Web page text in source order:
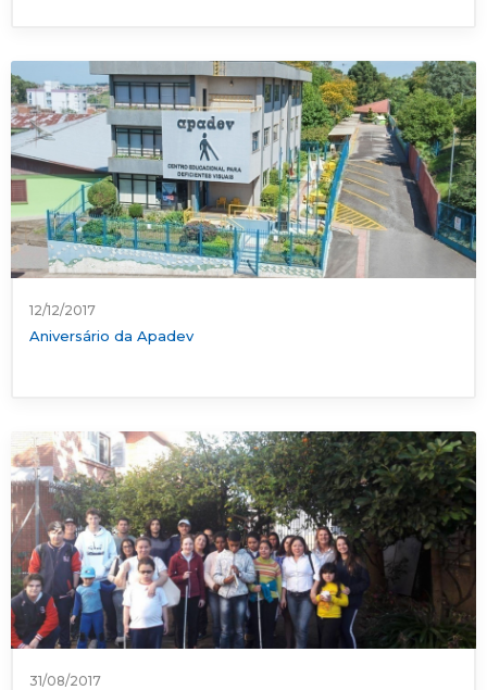
12/12/2017
Aniversário da Apadev
31/08/2017